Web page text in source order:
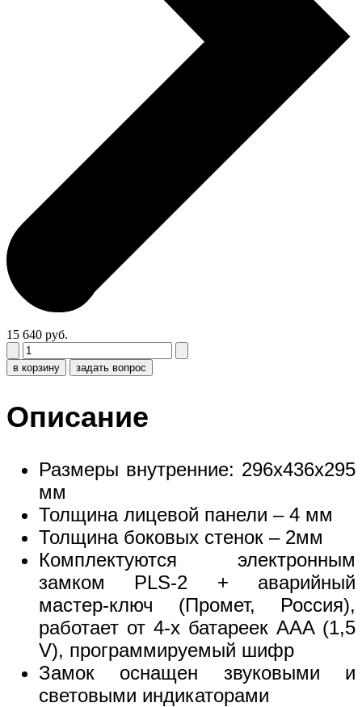
15 640 руб.
в корзину задать вопрос
Описание
Размеры внутренние: 296x436x295
мм
Толщина лицевой панели – 4 мм
Толщина боковых стенок – 2мм
Комплектуются электронным
замком PLS-2 + аварийный
мастер-ключ (Промет, Россия),
работает от 4-х батареек ААA (1,5
V), программируемый шифр
Замок оснащен звуковыми и
световыми индикаторами